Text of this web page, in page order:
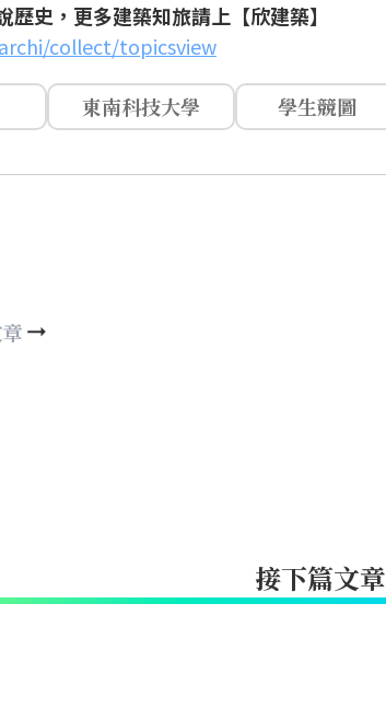
史，更多建築知旅請上【欣建築】
collect/topicsview
東南科技大學 學生競圖
接下篇文章